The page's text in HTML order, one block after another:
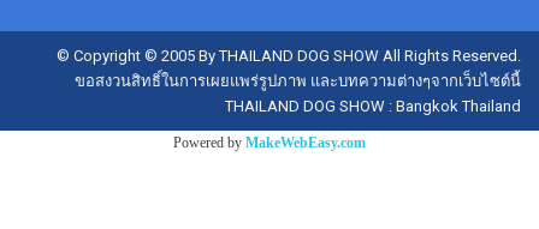
© Copyright © 2005 By THAILAND DOG SHOW All Rights Reserved.
ขอสงวนสิทธิ์ในการเผยแพร่รูปภาพ และบทความต่างๆจากเว็บไซต์นี้
THAILAND DOG SHOW : Bangkok Thailand
Powered by MakeWebEasy.com